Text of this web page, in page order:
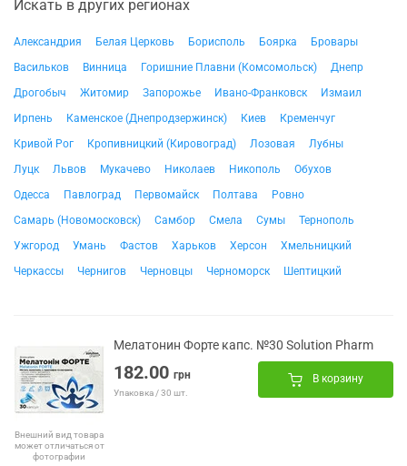
Искать в других регионах
Александрия Белая Церковь Борисполь Боярка
Бровары
Васильков
Винница Горишние Плавни (Комсомольск)
Днепр
Дрогобыч
Житомир Запорожье Ивано-Франковск
Измаил
Ирпень
Каменское (Днепродзержинск) Киев
Кременчуг
Кривой Рог
Кропивницкий (Кировоград) Лозовая
Лубны
Луцк
Львов Мукачево Николаев Никополь
Обухов
Одесса
Павлоград Первомайск Полтава
Ровно
Самарь (Новомосковск)
Самбор Смела Сумы
Тернополь
Ужгород
Умань Фастов Харьков Херсон
Хмельницкий
Черкассы
Чернигов Черновцы Черноморск Шептицкий
Внешний вид товара
может отличаться от
фотографии
Мелатонин Форте капс. №30 Solution Pharm
182.00 грн
Упаковка / 30 шт.
В корзину